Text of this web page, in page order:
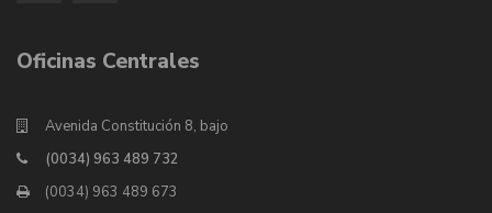
Oficinas Centrales
Avenida Constitución 8, bajo
(0034) 963 489 732
(0034) 963 489 673